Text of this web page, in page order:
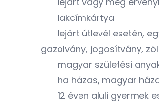
· lakcímkártya
· lejárt útlevél esetén,
igazolvány, jogosítvány,
· magyar születési
· ha házas, magyar
· 12 éven aluli gyermek